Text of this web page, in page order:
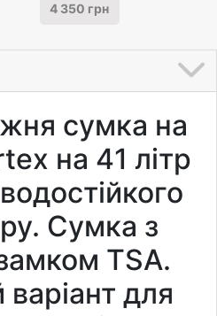
4 350 грн
сумка на
на 41 літр
Сумка з
TSA.
варіант для